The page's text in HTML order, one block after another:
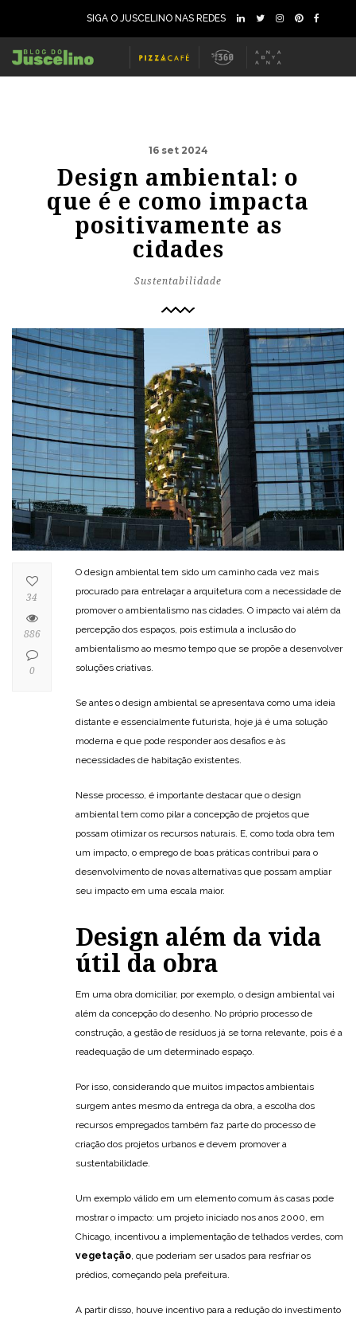
SIGA O JUSCELINO NAS REDES
16 set 2024
Design ambiental: o
que é e como impacta
positivamente as
cidades
Sustentabilidade
O design ambiental tem sido um caminho cada vez mais
procurado para entrelaçar a arquitetura com a necessidade de
promover o ambientalismo nas cidades. O impacto vai além da
percepção dos espaços, pois estimula a inclusão do
ambientalismo ao mesmo tempo que se propõe a desenvolver
soluções criativas.
Se antes o design ambiental se apresentava como uma ideia
distante e essencialmente futurista, hoje já é uma solução
moderna e que pode responder aos desafios e às
necessidades de habitação existentes.
Nesse processo, é importante destacar que o design
ambiental tem como pilar a concepção de projetos que
possam otimizar os recursos naturais. E, como toda obra tem
um impacto, o emprego de boas práticas contribui para o
desenvolvimento de novas alternativas que possam ampliar
seu impacto em uma escala maior.
Design além da vida
útil da obra
Em uma obra domiciliar, por exemplo, o design ambiental vai
além da concepção do desenho. No próprio processo de
construção, a gestão de resíduos já se torna relevante, pois é a
readequação de um determinado espaço.
Por isso, considerando que muitos impactos ambientais
surgem antes mesmo da entrega da obra, a escolha dos
recursos empregados também faz parte do processo de
criação dos projetos urbanos e devem promover a
sustentabilidade.
Um exemplo válido em um elemento comum às casas pode
mostrar o impacto: um projeto iniciado nos anos 2000, em
Chicago, incentivou a implementação de telhados verdes, com
vegetação, que poderiam ser usados para resfriar os
prédios, começando pela prefeitura.
A partir disso, houve incentivo para a redução do investimento
34
886
0